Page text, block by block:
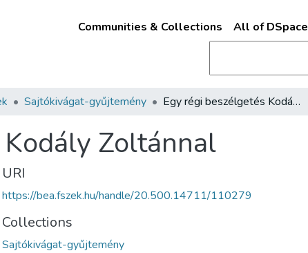
Communities & Collections All of DSpace
Sajtókivágat-gyűjtemény Egy régi beszélgetés Kodály Zoltánnal
Zoltánnal
URI
https://bea.fszek.hu/handle/20.500.14711/110279
Collections
Sajtókivágat-gyűjtemény